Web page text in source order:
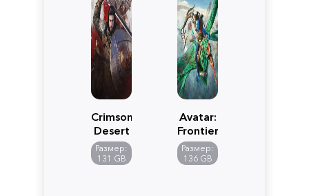
Crimson
Desert
Размер:
131 GB
Avatar:
Frontiers
of
Pandora
Размер:
136 GB